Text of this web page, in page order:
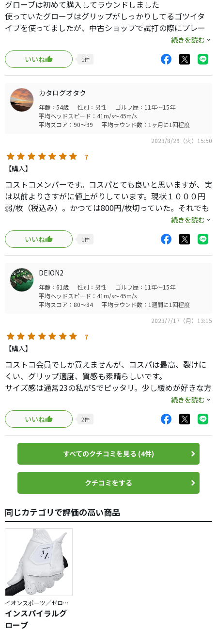
グローブは初めて購入してラウンドしました
使っていたグローブはグリップがしっかりしてるゴツイタ
イプを使ってましたが、中古ショップで試打の際にプレー
ンなタイプを初めて使ったらゴツイタイプが使えなくなり
ました
グリップもしっかりしていて１ラウンド使ってみて耐久性
もありそうなので良い買い物でした
普段のグローブ（キャスコ）23cmでコストコSサイズで超
ピッタリでした
続きを読む
いいね
1件
カタログオタク
年齢：54歳 性別：男性
ゴルフ歴：11年～15年
平均ヘッドスピード：41m/s～45m/s
平均スコア：90～99
平均ラウンド数：1ヶ月に1回程度
2023/8/29（火）15:50
7
【購入】
コストコメンバーです。コスパとても良いと思いますが、実
は以前よりさすがに値上がりしています。現状１０００円
弱/枚（税込み）。かつては800円/枚切っていた。それでも
メンバーor知り合いがメンバーの方ならおすすめです。
続きを読む
いいね
1件
DEION2
年齢：61歳 性別：男性
ゴルフ歴：11年～15年
平均ヘッドスピード：41m/s～45m/s
平均スコア：80～84
平均ラウンド数：1週間に1回程度
2023/7/17（月）13:15
7
【購入】
コストコ会員でしか買えませんが、コスパは最高、裂けに
くい、グリップ適度、質感も素晴らしいです。
サイズ感は通常23の私がSでピッタリ。少し緩めが好きな方
どの店でもSがすぐに売り切れているので、文句があるなら
そこだけ。
あえて言うとナイキ、FJあたりは値付け反省して欲しい。
続きを読む
いいね
2件
すべてのクチコミを見る (4件)
クチコミをする
同じカテゴリで評価の高い商品
イオンスポーツ／ゼロフィット
インスパイラルグ
ローブ